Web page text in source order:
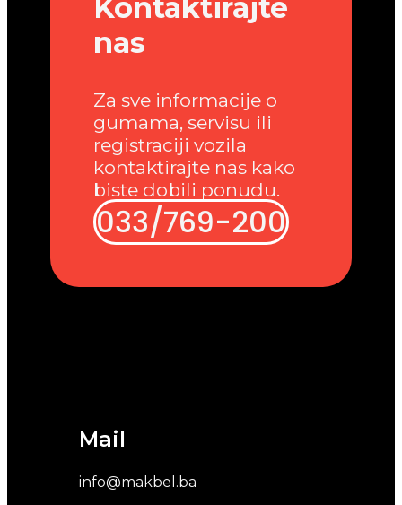
Mail
info@makbel.ba
Kontaktirajte
nas
Za sve informacije o
gumama, servisu ili
registraciji vozila
kontaktirajte nas kako
biste dobili ponudu.
033/769-200